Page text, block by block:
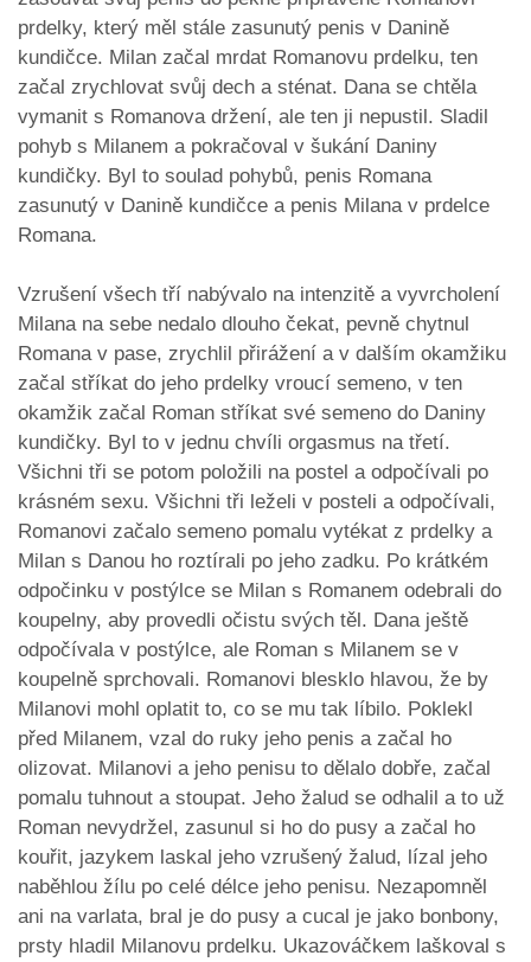
prdelky, který měl stále zasunutý penis v Danině
kundičce. Milan začal mrdat Romanovu prdelku, ten
začal zrychlovat svůj dech a sténat. Dana se chtěla
vymanit s Romanova držení, ale ten ji nepustil. Sladil
pohyb s Milanem a pokračoval v šukání Daniny
kundičky. Byl to soulad pohybů, penis Romana
zasunutý v Danině kundičce a penis Milana v prdelce
Romana.
Vzrušení všech tří nabývalo na intenzitě a vyvrcholení
Milana na sebe nedalo dlouho čekat, pevně chytnul
Romana v pase, zrychlil přirážení a v dalším okamžiku
začal stříkat do jeho prdelky vroucí semeno, v ten
okamžik začal Roman stříkat své semeno do Daniny
kundičky. Byl to v jednu chvíli orgasmus na třetí.
Všichni tři se potom položili na postel a odpočívali po
krásném sexu. Všichni tři leželi v posteli a odpočívali,
Romanovi začalo semeno pomalu vytékat z prdelky a
Milan s Danou ho roztírali po jeho zadku. Po krátkém
odpočinku v postýlce se Milan s Romanem odebrali do
koupelny, aby provedli očistu svých těl. Dana ještě
odpočívala v postýlce, ale Roman s Milanem se v
koupelně sprchovali. Romanovi blesklo hlavou, že by
Milanovi mohl oplatit to, co se mu tak líbilo. Poklekl
před Milanem, vzal do ruky jeho penis a začal ho
olizovat. Milanovi a jeho penisu to dělalo dobře, začal
pomalu tuhnout a stoupat. Jeho žalud se odhalil a to už
Roman nevydržel, zasunul si ho do pusy a začal ho
kouřit, jazykem laskal jeho vzrušený žalud, lízal jeho
naběhlou žílu po celé délce jeho penisu. Nezapomněl
ani na varlata, bral je do pusy a cucal je jako bonbony,
prsty hladil Milanovu prdelku. Ukazováčkem laškoval s